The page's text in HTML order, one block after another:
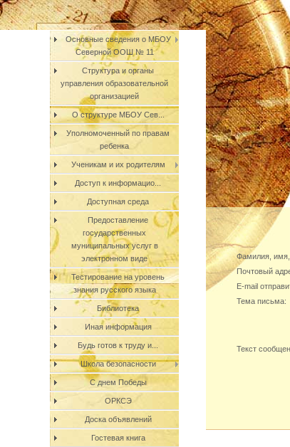
Основные сведения о МБОУ
Северной ООШ № 11
Структура и органы
управления образовательной
организацией
О структуре МБОУ Сев...
Уполномоченный по правам
ребенка
Ученикам и их родителям
Доступ к информацио...
Доступная среда
Предоставление
государственных
муниципальных услуг в
электронном виде
Тестирование на уровень
знания русского языка
Библиотека
Иная информация
Будь готов к труду и...
Школа безопасности
С днем Победы
ОРКСЭ
Доска объявлений
Гостевая книга
Фамилия, имя,
Почтовый
E-mail
Тема письма:
Текст